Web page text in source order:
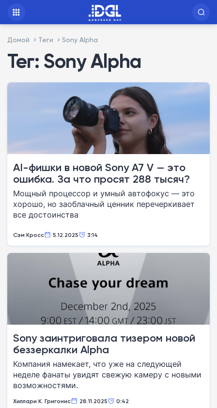
Домой Теги Sony Alpha
Тег: Sony Alpha
AI-фишки в новой Sony A7 V — это
ошибка. За что просят 288 тысяч?
Мощный процессор и умный автофокус — это
хорошо, но заоблачный ценник перечеркивает
все достоинства
Сэм Кросс 5.12.2025 3:14
Sony заинтриговала тизером новой
беззеркалки Alpha
Компания намекает, что уже на следующей
неделе фанаты увидят свежую камеру с новыми
возможностями.
Хиллари К. Григонис 28.11.2025 0:42